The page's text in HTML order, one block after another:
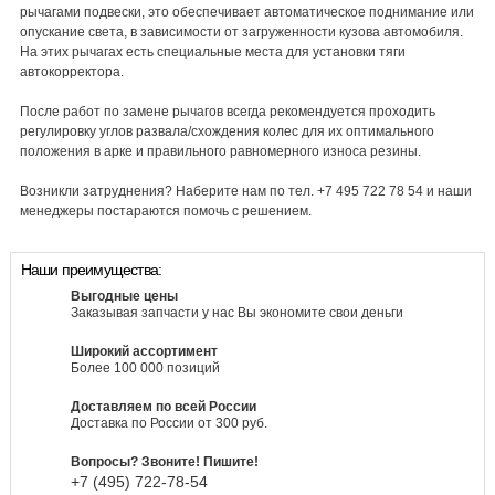
рычагами подвески, это обеспечивает автоматическое поднимание или
опускание света, в зависимости от загруженности кузова автомобиля.
На этих рычагах есть специальные места для установки тяги
автокорректора.
После работ по замене рычагов всегда рекомендуется проходить
регулировку углов развала/схождения колес для их оптимального
положения в арке и правильного равномерного износа резины.
Возникли затруднения? Наберите нам по тел. +7 495 722 78 54 и наши
менеджеры постараются помочь с решением.
Наши преимущества:
Выгодные цены
Заказывая запчасти у нас Вы экономите свои деньги
Широкий ассортимент
Более 100 000 позиций
Доставляем по всей России
Доставка по России от 300 руб.
Вопросы? Звоните! Пишите!
+7 (495) 722-78-54